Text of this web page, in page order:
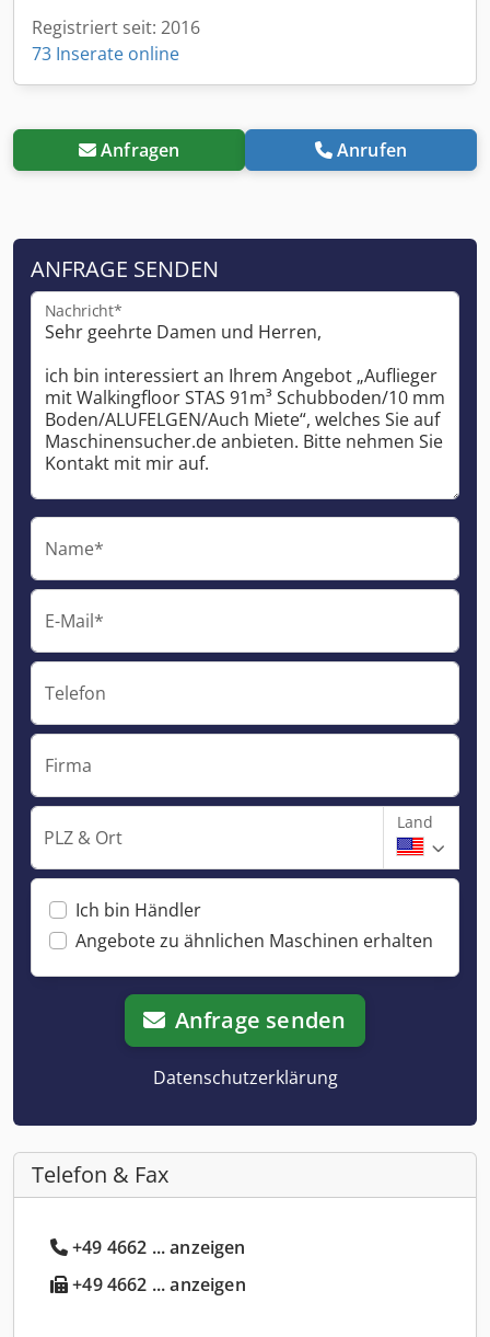
Registriert seit: 2016
73 Inserate online
Anfragen Anrufen
ANFRAGE SENDEN
Nachricht*
Name*
E-Mail*
Telefon
Firma
PLZ & Ort
Land
Ich bin Händler
Angebote zu ähnlichen Maschinen erhalten
Anfrage senden
Datenschutzerklärung
Telefon & Fax
+49 4662 ... anzeigen
+49 4662 ... anzeigen